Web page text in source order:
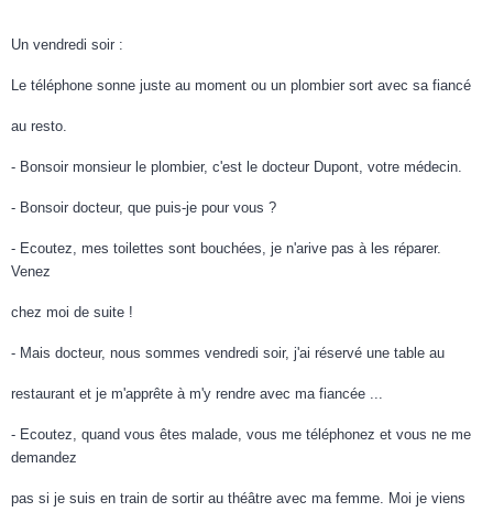
Un vendredi soir :
Le téléphone sonne juste au moment ou un plombier sort avec sa fiancé
au resto.
- Bonsoir monsieur le plombier, c'est le docteur Dupont, votre médecin.
- Bonsoir docteur, que puis-je pour vous ?
- Ecoutez, mes toilettes sont bouchées, je n'arive pas à les réparer.
Venez
chez moi de suite !
- Mais docteur, nous sommes vendredi soir, j'ai réservé une table au
restaurant et je m'apprête à m'y rendre avec ma fiancée ...
- Ecoutez, quand vous êtes malade, vous me téléphonez et vous ne me
demandez
pas si je suis en train de sortir au théâtre avec ma femme. Moi je viens